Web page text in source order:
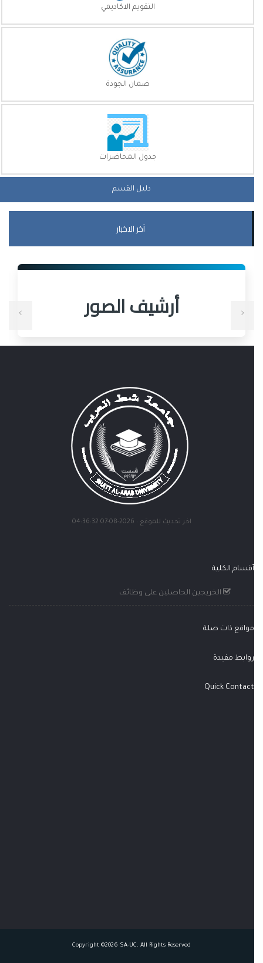
التقويم الاكاديمي
ضمان الجودة
جدول المحاضرات
دليل القسم
آخر الاخبار
أرشيف الصور
اخر تحديث للموقع : 2026-08-07 04:36:32
أقسام الكلية
الخريجين الحاصلين على وظائف
مواقع ذات صلة
روابط مفيدة
Quick Contact
Copyright ©2026 SA-UC. All Rights Reserved